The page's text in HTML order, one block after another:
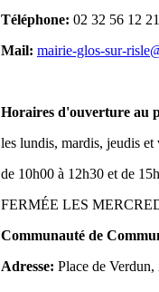
Téléphone: 02 32 56 12 21
Mail: mairie-glos-sur-
Horaires d'ouverture au
les lundis, mardis, jeudis et
de 10h00 à 12h30 et de
FERMÉE LES
Communauté de
Adresse: Place de